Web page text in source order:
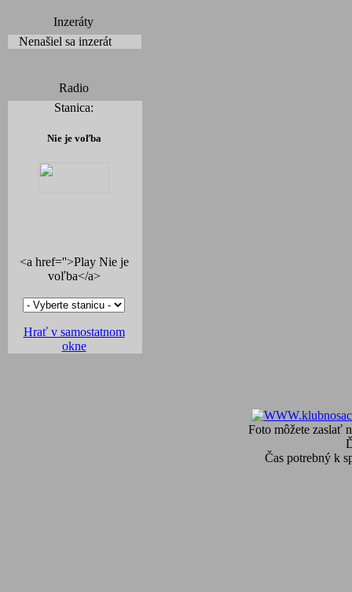
Inzeráty
Nenašiel sa inzerát
Radio
Stanica:
Nie je voľba
<a href=''>Play Nie je
voľba</a>
Hrať v samostatnom
okne
Foto môžete zaslať
Čas potrebný k